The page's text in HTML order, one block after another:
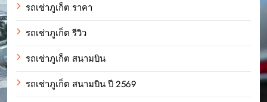
รถเช่าภูเก็ต ราคา
รถเช่าภูเก็ต รีวิว
รถเช่าภูเก็ต สนามบิน
รถเช่าภูเก็ต สนามบิน ปี 2569